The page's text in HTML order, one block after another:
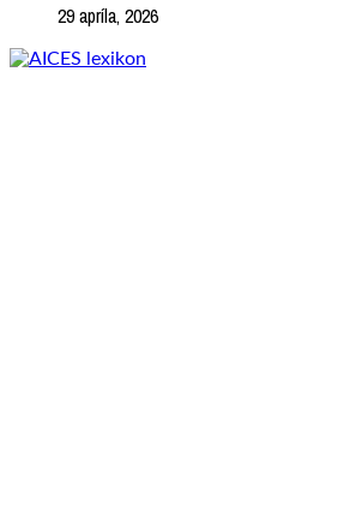
29 apríla, 2026